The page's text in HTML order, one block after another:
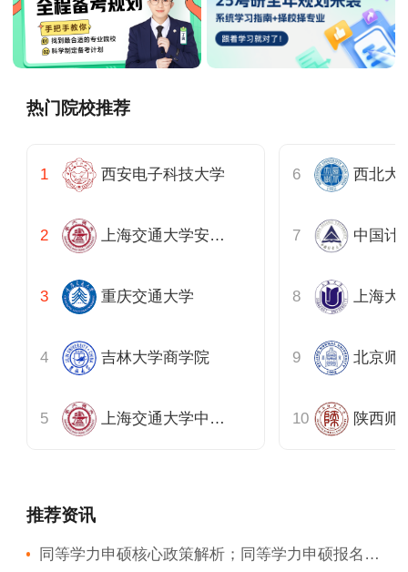
热门院校推荐
西安电子科技大学
上海交通大学安泰经管学院深圳
重庆交通大学
吉林大学商学院
上海交通大学中银科技金融学院
西北大
中国计
北京师
陕西师
推荐资讯
同等学力申硕核心政策解析；同等学力申硕报名流程指南